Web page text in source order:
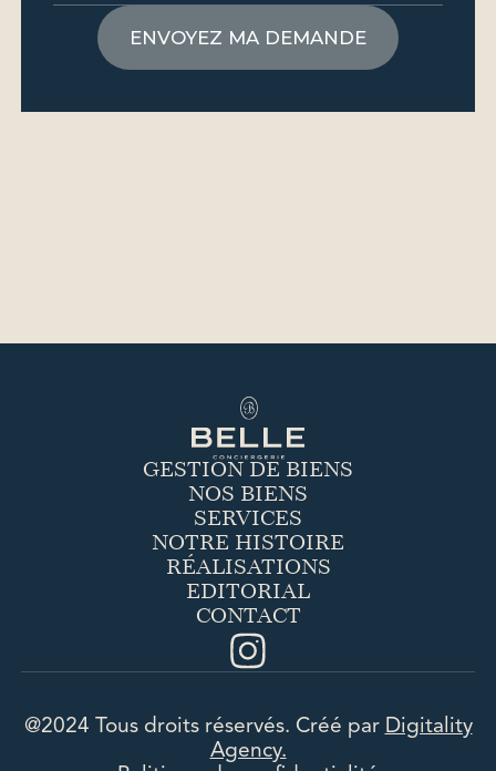
GESTION DE BIENS
NOS BIENS
SERVICES
NOTRE HISTOIRE
RÉALISATIONS
EDITORIAL
CONTACT
@2024 Tous droits réservés. Créé par Digitality
Agency.